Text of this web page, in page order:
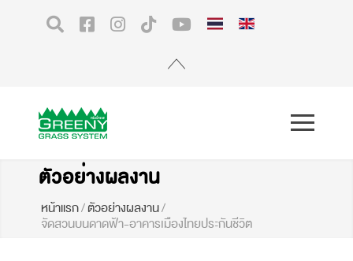
ตัวอย่างผลงาน
หน้าแรก/ตัวอย่างผลงาน/
จัดสวนบนดาดฟ้า-อาคารเมืองไทยประกันชีวิต